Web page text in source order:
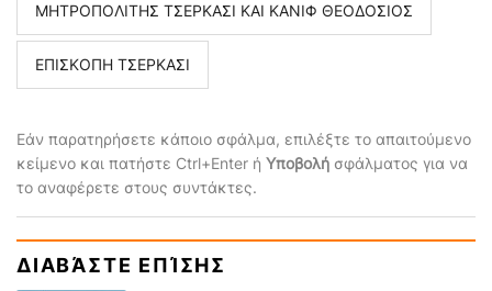
ΜΗΤΡΟΠΟΛΙΤΗΣ ΤΣΕΡΚΑΣΙ ΚΑΙ ΚΑΝΙΦ ΘΕΟΔΟΣΙΟΣ
ΕΠΙΣΚΟΠΗ ΤΣΕΡΚΑΣΙ
Εάν παρατηρήσετε κάποιο σφάλμα, επιλέξτε το απαιτούμενο
κείμενο και πατήστε Ctrl+Enter ή Υποβολή σφάλματος για να
το αναφέρετε στους συντάκτες.
ΔΙΑΒΆΣΤΕ ΕΠΊΣΗΣ